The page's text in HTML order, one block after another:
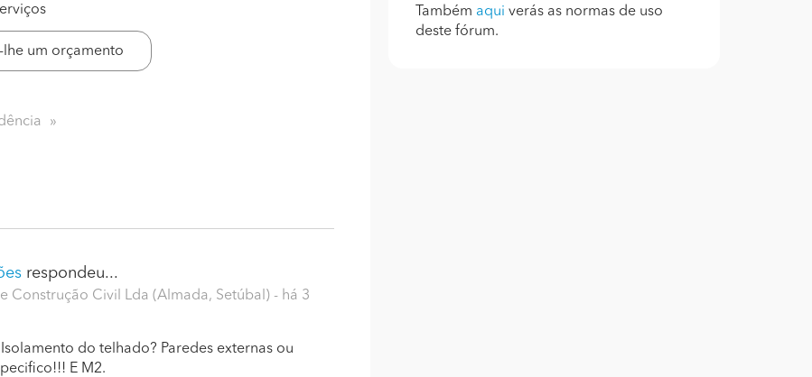
lhe um orçamento
respondeu...
Construção Civil Lda (Almada, Setúbal) - há 3
do telhado? Paredes externas ou
E M2.
Também aqui verás as normas de uso
deste fórum.